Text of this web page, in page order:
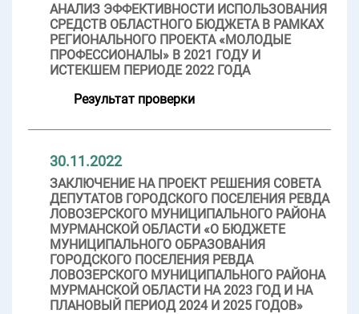
АНАЛИЗ ЭФФЕКТИВНОСТИ ИСПОЛЬЗОВАНИЯ
СРЕДСТВ ОБЛАСТНОГО БЮДЖЕТА В РАМКАХ
РЕГИОНАЛЬНОГО ПРОЕКТА «МОЛОДЫЕ
ПРОФЕССИОНАЛЫ» В 2021 ГОДУ И
ИСТЕКШЕМ ПЕРИОДЕ 2022 ГОДА
Результат проверки
30.11.2022
ЗАКЛЮЧЕНИЕ НА ПРОЕКТ РЕШЕНИЯ СОВЕТА
ДЕПУТАТОВ ГОРОДСКОГО ПОСЕЛЕНИЯ РЕВДА
ЛОВОЗЕРСКОГО МУНИЦИПАЛЬНОГО РАЙОНА
МУРМАНСКОЙ ОБЛАСТИ «О БЮДЖЕТЕ
МУНИЦИПАЛЬНОГО ОБРАЗОВАНИЯ
ГОРОДСКОГО ПОСЕЛЕНИЯ РЕВДА
ЛОВОЗЕРСКОГО МУНИЦИПАЛЬНОГО РАЙОНА
МУРМАНСКОЙ ОБЛАСТИ НА 2023 ГОД И НА
ПЛАНОВЫЙ ПЕРИОД 2024 И 2025 ГОДОВ»